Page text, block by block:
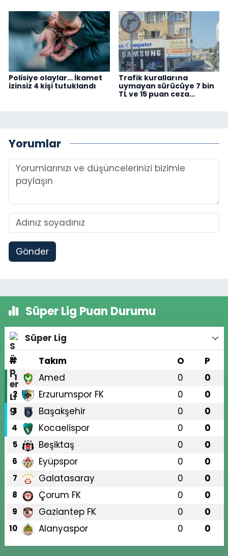
Polisiye olaylar… İkamet
izinsiz 4 kişi tutuklandı
Trafik kurallarına
uymayan sürücüye 7 bin
TL ve 15 puan ceza…
Yorumlar
Gönder
Süper Lig Puan Durumu
Süper Lig
#
Takım O P
1 Amed 0 0
2 Erzurumspor FK 0 0
3 Başakşehir 0 0
4 Kocaelispor 0 0
5 Beşiktaş 0 0
6 Eyüpspor 0 0
7 Galatasaray 0 0
8 Çorum FK 0 0
9 Gaziantep FK 0 0
10 Alanyaspor 0 0